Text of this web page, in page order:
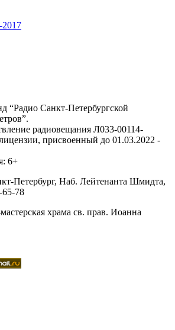
2017
“Радио Санкт-Петербургской
радиовещания Л033-00114-
присвоенный до 01.03.2022 -
6+
Петербург, Наб. Лейтенанта Шмидта,
65-78
храма св. прав. Иоанна